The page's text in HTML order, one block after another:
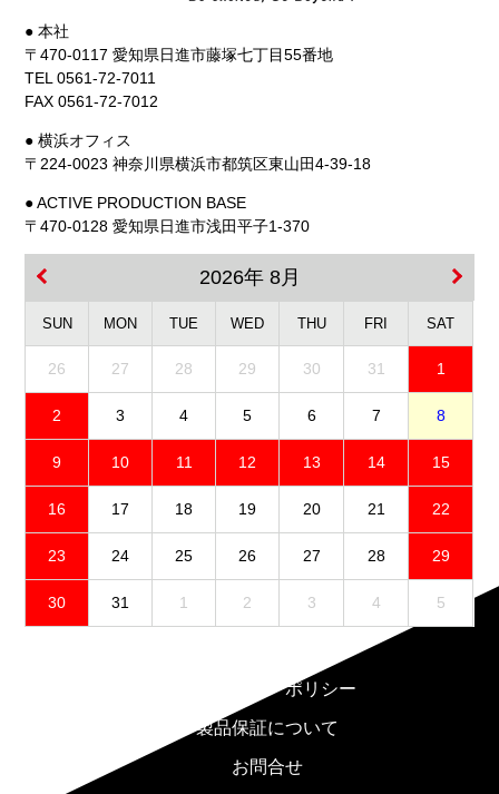
● 本社
〒470-0117 愛知県日進市藤塚七丁目55番地
TEL 0561-72-7011
FAX 0561-72-7012
● 横浜オフィス
〒224-0023 神奈川県横浜市都筑区東山田4-39-18
● ACTIVE PRODUCTION BASE
〒470-0128 愛知県日進市浅田平子1-370
2026年 8月
SUN MON TUE WED THU FRI SAT
26 27 28 29 30 31 1
2 3 4 5 6 7 8
9 10 11 12 13 14 15
16 17 18 19 20 21 22
23 24 25 26 27 28 29
30 31 1 2 3 4 5
プライバシーポリシー
製品保証について
お問合せ